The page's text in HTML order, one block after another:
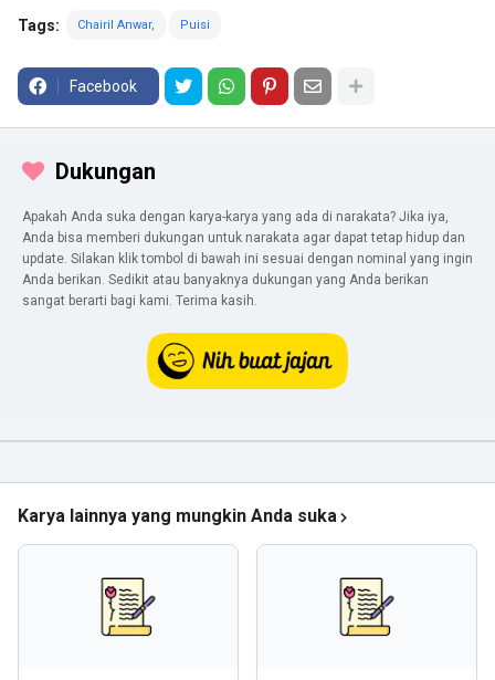
Tags: Chairil Anwar Puisi
Facebook
Dukungan
Apakah Anda suka dengan karya-karya yang ada di narakata? Jika iya,
Anda bisa memberi dukungan untuk narakata agar dapat tetap hidup dan
update. Silakan klik tombol di bawah ini sesuai dengan nominal yang ingin
Anda berikan. Sedikit atau banyaknya dukungan yang Anda berikan
sangat berarti bagi kami. Terima kasih.
Karya lainnya yang mungkin Anda suka